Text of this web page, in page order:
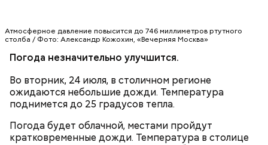
Атмосферное давление повысится до 746 миллиметров ртутного
столба / Фото: Александр Кожохин, «Вечерняя Москва»
Погода незначительно улучшится.
Во вторник, 24 июля, в столичном регионе
ожидаются небольшие дожди. Температура
поднимется до 25 градусов тепла.
Погода будет облачной, местами пройдут
кратковременные дожди. Температура в столице